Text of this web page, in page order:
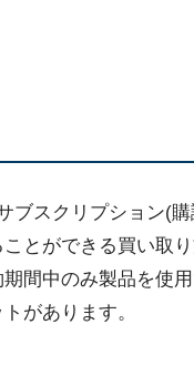
ブスクリプション(
とができる買い取
間中のみ製品を使
があります。